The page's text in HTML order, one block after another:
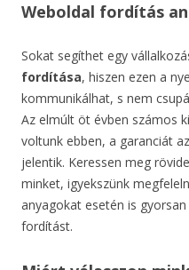
Weboldal fordítás
Sokat segíthet egy
fordítása, hiszen ezen a
kommunikálhat, s nem
Az elmúlt öt évben számos
voltunk ebben, a garanciát
jelentik. Keressen meg
minket, igyekszünk
anyagokat esetén is
fordítást.